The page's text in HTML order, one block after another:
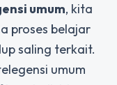
umum, kita
proses belajar
saling terkait.
umum